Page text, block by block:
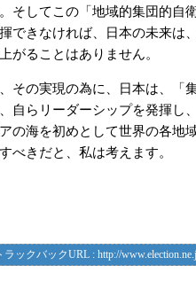
そしてこの「地域的集団的自
できなければ、日本の未来は
がることはありません。
その実現の為に、日本は、「
自らリーダーシップを発揮し
の海を初めとして世界の各地
べきだと、私は考えます。
ラックバックURL : http://